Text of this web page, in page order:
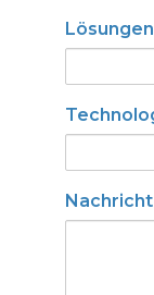
Lösungen
Nachricht